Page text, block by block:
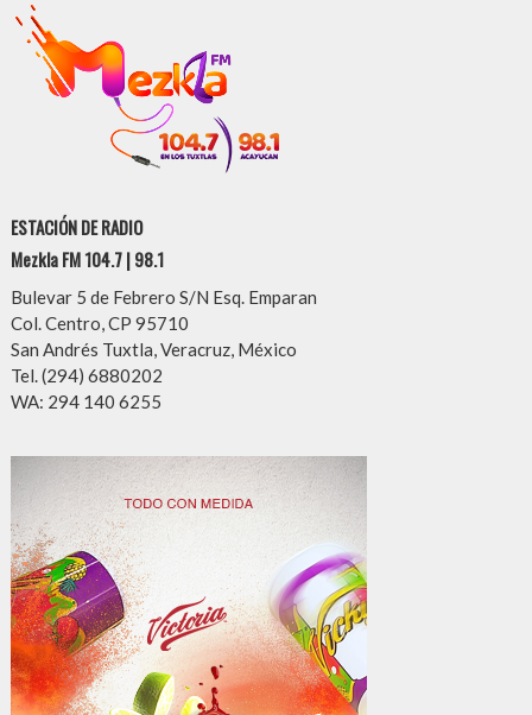
ESTACIÓN DE RADIO
Mezkla FM 104.7 | 98.1
Bulevar 5 de Febrero S/N Esq. Emparan
Col. Centro, CP 95710
San Andrés Tuxtla, Veracruz, México
Tel. (294) 6880202
WA: 294 140 6255